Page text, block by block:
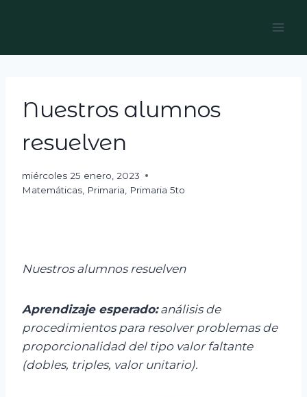
Nuestros alumnos
resuelven
miércoles 25 enero, 2023
Matemáticas Primaria Primaria 5to
Nuestros alumnos resuelven
Aprendizaje esperado: análisis de
procedimientos para resolver problemas de
proporcionalidad del tipo valor faltante
(dobles, triples, valor unitario).